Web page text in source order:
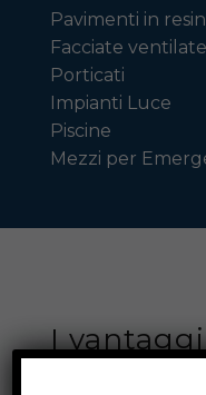
Pavimenti in
Facciate
Porticati
Impianti Luce
Piscine
Mezzi per
I vantaggi